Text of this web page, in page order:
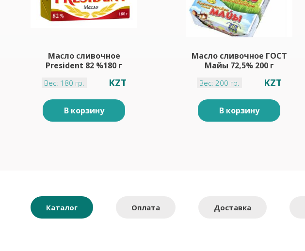
Масло сливочное
President 82 %180 г
Вес: 180 гр. KZT
В корзину
Масло сливочное ГОСТ
Майы 72,5% 200 г
Вес: 200 гр. KZT
В корзину
Каталог Оплата Доставка